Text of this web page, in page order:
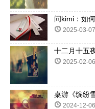
问kimi：如
2025-03-07
十二月十五
2025-02-06
桌游《缤纷
2024-12-06